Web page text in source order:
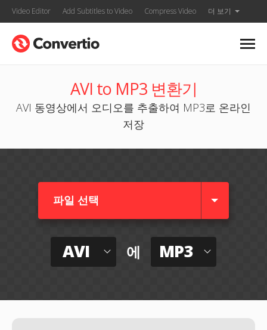
Video Editor Add Subtitles to Video Compress Video 더 보기
AVI to MP3 변환기
AVI 동영상에서 오디오를 추출하여 MP3로 온라인
저장
파일 선택
AVI 에 MP3